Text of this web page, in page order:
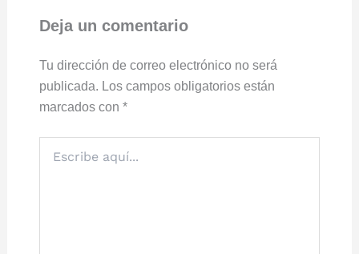
Deja un comentario
Tu dirección de correo electrónico no será
publicada. Los campos obligatorios están
marcados con *
aquí...